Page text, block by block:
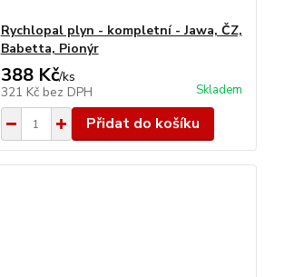
Rychlopal plyn - kompletní - Jawa, ČZ,
Babetta, Pionýr
388 Kč/ks
321 Kč bez DPH Skladem
Přidat do košíku